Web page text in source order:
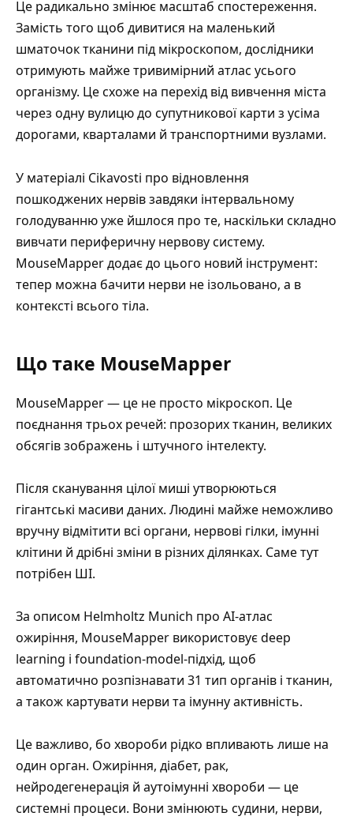
Це радикально змінює масштаб спостереження.
Замість того щоб дивитися на маленький
шматочок тканини під мікроскопом, дослідники
отримують майже тривимірний атлас усього
організму. Це схоже на перехід від вивчення міста
через одну вулицю до супутникової карти з усіма
дорогами, кварталами й транспортними вузлами.
У матеріалі Cikavosti про відновлення
пошкоджених нервів завдяки інтервальному
голодуваннюуже йшлося про те, наскільки складно
вивчати периферичну нервову систему.
MouseMapper додає до цього новий інструмент:
тепер можна бачити нерви не ізольовано, а в
контексті всього тіла.
Що таке MouseMapper
MouseMapper — це не просто мікроскоп. Це
поєднання трьох речей: прозорих тканин, великих
обсягів зображень і штучного інтелекту.
Після сканування цілої миші утворюються
гігантські масиви даних. Людині майже неможливо
вручну відмітити всі органи, нервові гілки, імунні
клітини й дрібні зміни в різних ділянках. Саме тут
потрібен ШІ.
За описом Helmholtz Munich про AI-атлас
ожиріння, MouseMapper використовує deep
learning і foundation-model-підхід, щоб
автоматично розпізнавати 31 тип органів і тканин,
а також картувати нерви та імунну активність.
Це важливо, бо хвороби рідко впливають лише на
один орган. Ожиріння, діабет, рак,
нейродегенерація й аутоімунні хвороби — це
системні процеси. Вони змінюють судини, нерви,